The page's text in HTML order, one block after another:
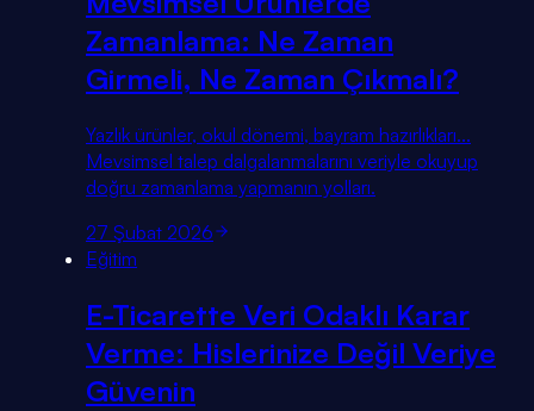
Zamanlama: Ne Zaman
Girmeli, Ne Zaman Çıkmalı?
Yazlık ürünler, okul dönemi, bayram hazırlıkları...
Mevsimsel talep dalgalanmalarını veriyle okuyup
doğru zamanlama yapmanın yolları.
27 Şubat 2026
Eğitim
E-Ticarette Veri Odaklı Karar
Verme: Hislerinize Değil Veriye
Güvenin